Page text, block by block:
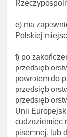
e) ma
Polskiej
f) po
powrotem do
Unii
cudzoziemiec
pisemnej, lub
pracy
Art. 122.
Art. 123.
przepisów
Art. 124.
pobyt
Art. 125.
promocji